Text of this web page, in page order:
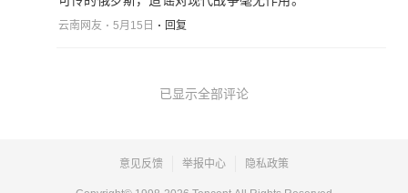
云南网友 5月15日 回复
已显示全部评论
意见反馈 举报中心 隐私政策